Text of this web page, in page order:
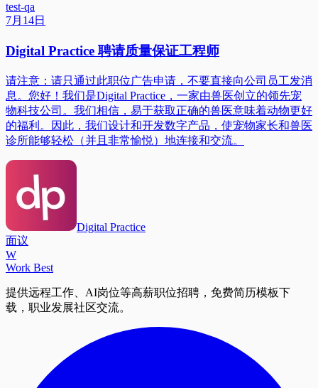
test-qa
7月14日
Digital Practice 聘请质量保证工程师
请注意：请只通过此职位广告申请，不要直接向公司员工发消
息。您好！我们是Digital Practice，一家由兽医创立的领先宠
物科技公司。我们相信，易于获取正确的兽医意味着动物更好
的福利。因此，我们设计和开发数字产品，使宠物家长和兽医
诊所能够轻松（并且非常愉悦）地连接和交流。
Digital Practice
面议
W
Work Best
提供远程工作、AI岗位等高薪职位招聘，免费简历模板下
载，职业发展社区交流。